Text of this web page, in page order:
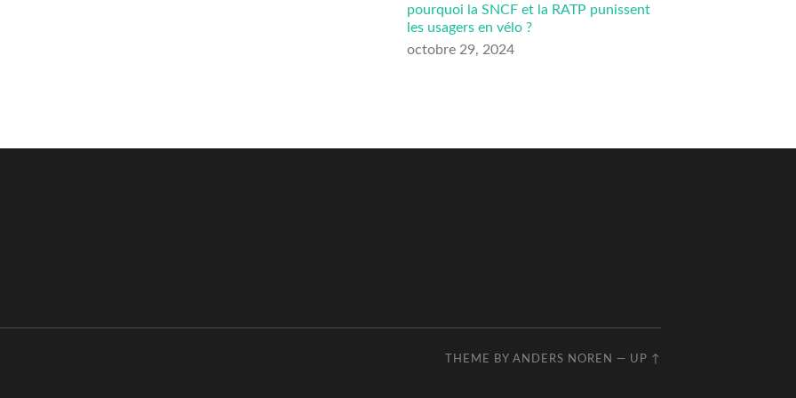
pourquoi la SNCF et la RATP punissent
les usagers en vélo ?
octobre 29, 2024
THEME BY ANDERS NOREN — UP ↑